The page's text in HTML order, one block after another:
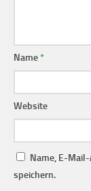
Name*
Website
Name, E-
speichern.